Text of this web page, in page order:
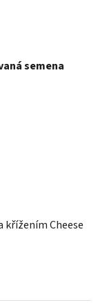
semena
křížením Cheese